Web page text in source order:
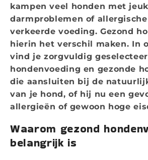
kampen veel honden met
darmproblemen of
verkeerde voeding. Gezond
hierin het verschil maken. In
vind je zorgvuldig
hondenvoeding en gezonde
die aansluiten bij de
van je hond, of hij nu een
allergieën of gewoon hoge
Waarom gezond
belangrijk is